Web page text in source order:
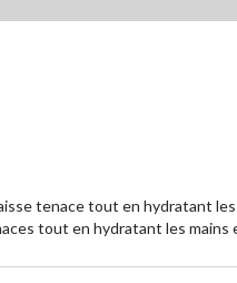
tenace tout en hydratant
tout en hydratant les